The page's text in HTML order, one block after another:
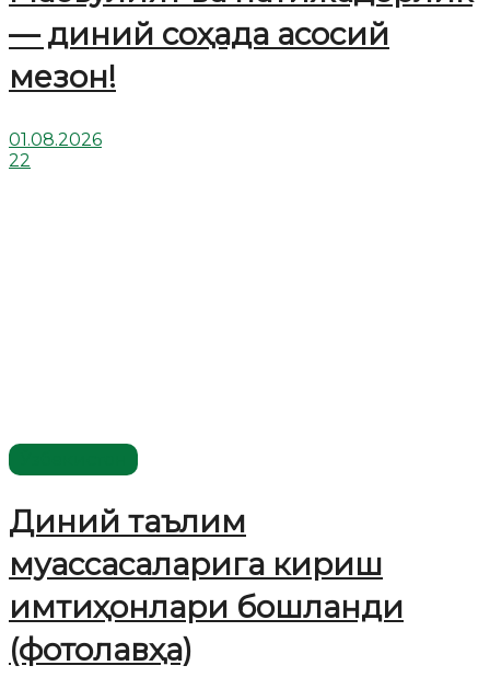
— диний соҳада асосий
мезон!
01.08.2026
22
Диний таълим
муассасаларига кириш
имтиҳонлари бошланди
(фотолавҳа)